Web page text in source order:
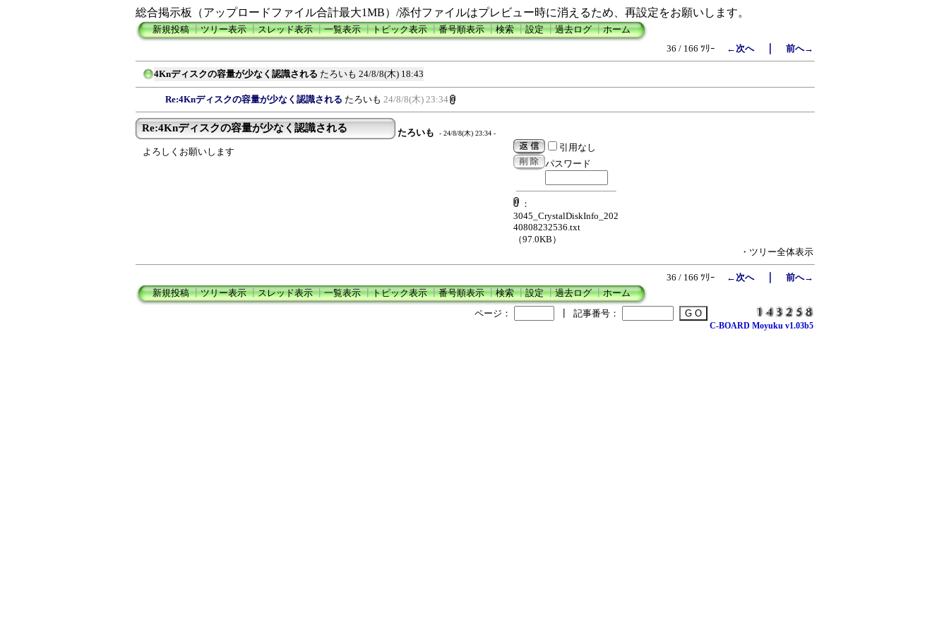
総合掲示板（アップロードファイル合計最大1MB）/添付ファイルはプレビュー時に消えるため、再設定をお願いします。
新規投稿┃ツリー表示┃スレッド表示┃一覧表示┃トピック表示┃番号順表示┃検索┃設定┃過去ログ┃ホーム
36 / 166 ﾂﾘｰ
←次へ｜ 前へ→
4Knディスクの容量が少なく認識される たろいも 24/8/8(木) 18:43
Re:4Knディスクの容量が少なく認識される たろいも 24/8/8(木) 23:34
Re:4Knディスクの容量が少なく認識される たろいも - 24/8/8(木) 23:34 -
よろしくお願いします
引用なし
パスワード
：
3045_CrystalDiskInfo_202
40808232536.txt
（97.0KB）
・ツリー全体表示
36 / 166 ﾂﾘｰ ←次へ｜ 前へ→
新規投稿┃ツリー表示┃スレッド表示┃一覧表示┃トピック表示┃番号順表示┃検索┃設定┃過去ログ┃ホーム
ページ：
記事番号：
C-BOARD Moyuku v1.03b5